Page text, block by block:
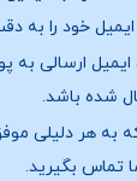
ارائه یک
آماری تألیف
خود را به
شده باشد.
به هر دلیلی
تماس بگیرید.